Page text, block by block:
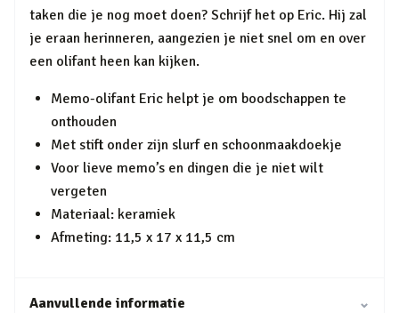
taken die je nog moet doen? Schrijf het op Eric. Hij zal
je eraan herinneren, aangezien je niet snel om en over
een olifant heen kan kijken.
Memo-olifant Eric helpt je om boodschappen te
onthouden
Met stift onder zijn slurf en schoonmaakdoekje
Voor lieve memo’s en dingen die je niet wilt
vergeten
Materiaal: keramiek
Afmeting: 11,5 x 17 x 11,5 cm
Aanvullende informatie ⌄